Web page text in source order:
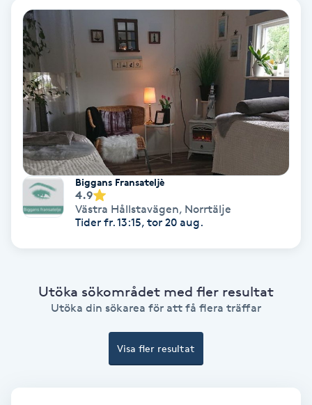
Hudföryngring
Huduppstramning
Hudvård
Hyaluronsyra
Hyperhidros
Hårbottenbehandling
Biggans Fransateljè
4.9
Västra Hållstavägen, Norrtälje
Tider fr. 13:15, tor 20 aug.
Utöka sökområdet med fler resultat
Utöka din sökarea för att få flera träffar
Visa fler resultat